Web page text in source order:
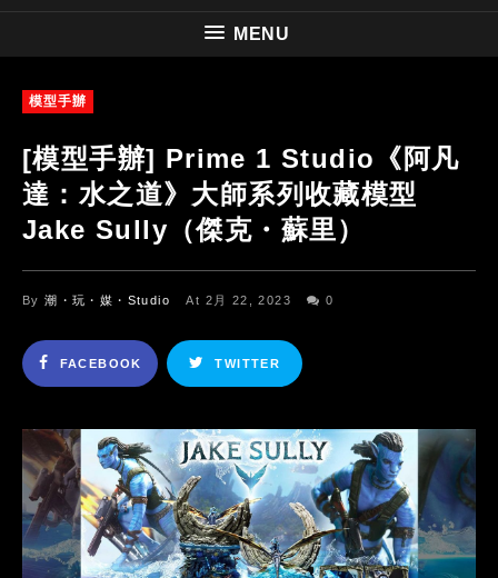
MENU
模型手辦
[模型手辦] Prime 1 Studio《阿凡
達：水之道》大師系列收藏模型
Jake Sully（傑克・蘇里）
By潮・玩・媒・Studio At 2月 22, 2023 0
FACEBOOK TWITTER